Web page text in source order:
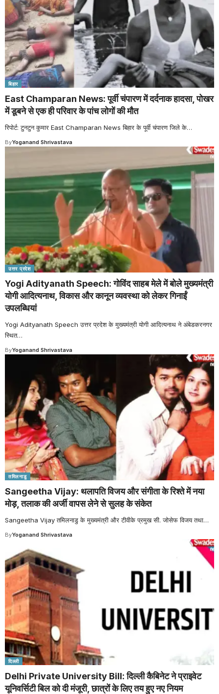
बिहार
East Champaran News: पूर्वी चंपारण में दर्दनाक हादसा, पोखर
में डूबने से एक ही परिवार के पांच लोगों की मौत
रिपोर्ट: टुनटुन कुमार East Champaran News बिहार के पूर्वी चंपारण जिले के…
ByYoganand Shrivastava
उत्तर प्रदेश
Yogi Adityanath Speech: गोविंद साहब मेले में बोले मुख्यमंत्री
योगी आदित्यनाथ, विकास और कानून व्यवस्था को लेकर गिनाईं
उपलब्धियां
Yogi Adityanath Speech उत्तर प्रदेश के मुख्यमंत्री योगी आदित्यनाथ ने अंबेडकरनगर
स्थित…
ByYoganand Shrivastava
तमिलनाडु
Sangeetha Vijay: थलापति विजय और संगीता के रिश्ते में नया
मोड़, तलाक की अर्जी वापस लेने से सुलह के संकेत
Sangeetha Vijay तमिलनाडु के मुख्यमंत्री और टीवीके प्रमुख सी. जोसेफ विजय तथा…
ByYoganand Shrivastava
दिल्ली
Delhi Private University Bill: दिल्ली कैबिनेट ने प्राइवेट
यूनिवर्सिटी बिल को दी मंजूरी, छात्रों के लिए तय हुए नए नियम